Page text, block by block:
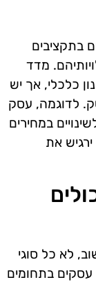
בתקציבים
מדד
כלכלי, אך יש
לדוגמה, עסק
במחירים
את
לא כל סוגי
עסקים בתחומים